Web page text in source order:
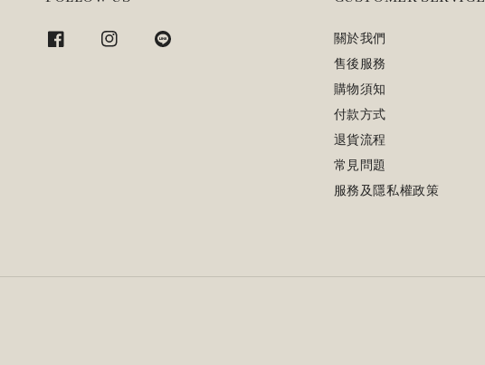
關於我們
售後服務
購物須知
付款方式
退貨流程
常見問題
服務及隱私權政策